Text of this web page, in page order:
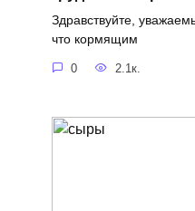
Здравствуйте,
что кормящим
0 2.1к.